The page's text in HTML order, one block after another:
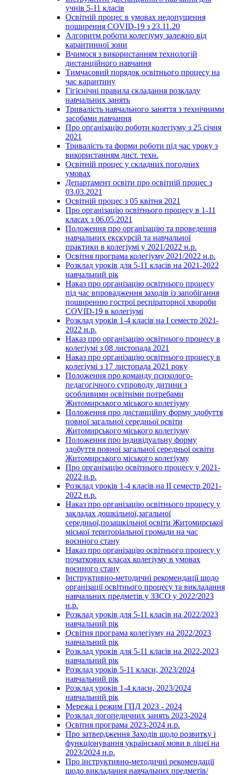
учнів 5-11 класів
Освітній процес в умовах недопущення
поширення COVID-19 з 23.11.20
Алгоритм роботи колегіуму залежно від
карантинної зони
Вчимося з використанням технологій
дистанційного навчання
Тимчасовий порядок освітнього процесу на
час карантину
Гігієнічні правила складання розкладу
навчальних занять
Тривалість навчального заняття з технічними
засобами навчання
Про організацію роботи колегіуму з 25 січня
2021
Тривалість та форми роботи під час уроку з
використанням дист. техн.
Освітній процес у складних погодних
умовах
Департамент освіти про освітній процес з
03.03.2021
Освітній процес з 05 квітня 2021
Про організацію освітнього процесу в 1-11
класах з 06.05.2021
Положення про організацію та проведення
навчальних екскурсій та навчальної
практики в колегіумі у 2021/2022 н.р.
Освітня програма колегіуму 2021/2022 н.р.
Розклад уроків для 5-11 класів на 2021-2022
навчальний рік
Наказ про організацію освітнього процесу
під час впровадження заходів із запобігання
поширенню гострої респіраторної хвороби
COVID-19 в колегіумі
Розклад уроків 1-4 класів на І семестр 2021-
2022 н.р.
Наказ про організацію освітнього процесу в
колегіумі з 08 листопада 2021
Наказ про організацію освітнього процесу в
колегіумі з 17 листопада 2021 року
Положення про команду психолого-
педагогічного супроводу дитини з
особливими освітніми потребами
Житомирського міського колегіуму
Положення про дистанційну форму здобуття
повної загальної середньої освіти
Житомирського міського колегіуму
Положення про індивідуальну форму
здобуття повної загальної середньої освіти
Житомирського міського колегіуму
Про організацію освітнього процесу у 2021-
2022 н.р.
Розклад уроків 1-4 класів на ІІ семестр 2021-
2022 н.р.
Наказ про організацію освітнього процесу у
закладах дошкільної,загальної
середньої,позашкільної освіти Житомирської
міської територіальної громади на час
воєнного стану
Наказ про організацію освітнього процесу у
початкових класах колегіуму в умовах
воєнного стану
Інструктивно-методичні рекомендації щодо
організації освітнього процесу та викладання
навчальних предметів у ЗЗСО у 2022/2023
н.р.
Розклад уроків для 5-11 класів на 2022/2023
навчальний рік
Освітня програма колегіуму на 2022/2023
навчальний рік
Розклад уроків для 5-11 класів на 2022-2023
навчальний рік
Розклад уроків 5-11 класи, 2023/2024
навчальний рік
Розклад уроків 1-4 класи, 2023/2024
навчальний рік
Мережа і режим ГПД 2023 - 2024
Розклад логопедичних занять 2023-2024
Освітня програма 2023-2024 н.р.
Про затвердження Заходів щодо розвитку і
функціонування української мови в ліцеї на
2023/2024 н.р.
Про інструктивно-методичні рекомендації
щодо викладання навчальних предметів/